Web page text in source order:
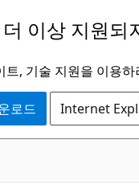
이상 지원되
트, 기술 지원을 이용
로드 Internet